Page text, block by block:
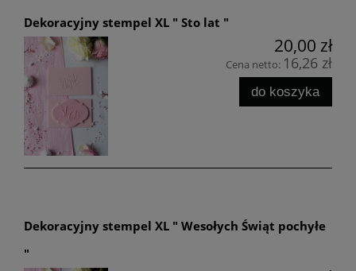
Dekoracyjny stempel XL " Sto lat "
20,00 zł
Cena netto: 16,26 zł
do koszyka
Dekoracyjny stempel XL " Wesołych Świąt pochyłe
"